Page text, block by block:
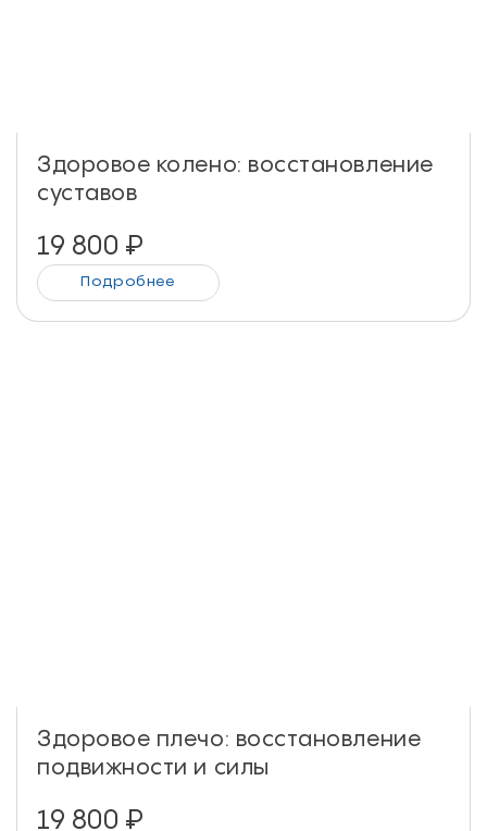
Здоровое колено: восстановление
суставов
19 800 ₽
Подробнее
Здоровое плечо: восстановление
подвижности и силы
19 800 ₽